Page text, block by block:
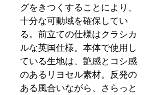
グをきつくすることにより、
十分な可動域を確保してい
る。前立ての仕様はクラシカ
ルな英国仕様。本体で使用し
ている生地は、艶感とコシ感
のあるリヨセル素材。反発の
ある風合いながら、さらっと